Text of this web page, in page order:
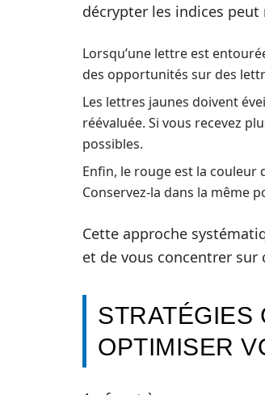
décrypter les indices peut
Lorsqu’une lettre est
des opportunités sur des
Les lettres jaunes doivent
réévaluée. Si vous recevez
possibles.
Enfin, le rouge est la couleur
Conservez-la dans la même
Cette approche
et de vous concentrer
STRATÉGIES
OPTIMISER